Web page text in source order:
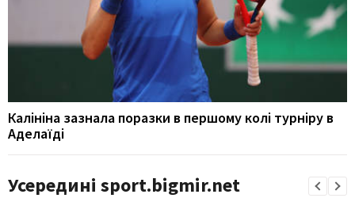
Калініна зазнала поразки в першому колі турніру в
Аделаїді
Усередині sport.bigmir.net